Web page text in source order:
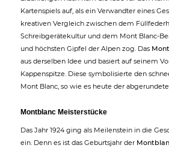
Kartenspiels auf, als ein Verwandter eines
kreativen Vergleich zwischen dem
Schreibgerätekultur und dem Mont Blanc-
und höchsten Gipfel der Alpen zog. Das
aus derselben Idee und basiert auf seinem
Kappenspitze. Diese symbolisierte den
Mont Blanc, so wie es heute der abgerundete
Montblanc Meisterstücke
Das Jahr 1924 ging als Meilenstein in die
ein. Denn es ist das Geburtsjahr der